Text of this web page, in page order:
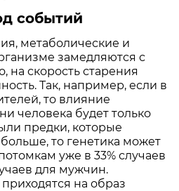
событий
метаболические и
замедляются с
на скорость старения
Так, например, если в
то влияние
человека будет только
предки, которые
то генетика может
уже в 33% случаев
для мужчин.
на образ